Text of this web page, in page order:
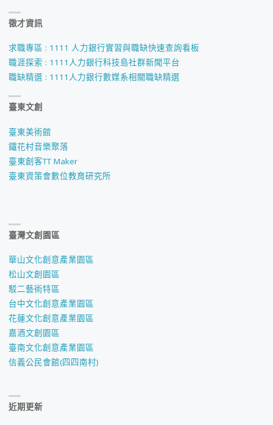
COOL
酷
市
徵才資訊
求職專區 : 1111 人力銀行實習與職缺快速查詢看板
職涯探索 : 1111人力銀行科技島社群新聞平台
職缺精選 : 1111人力銀行數媒系相關職缺精選
臺東文創
臺東美術館
鐵花村音樂聚落
臺東創客TT Maker
臺東資策會數位教育研究所
臺灣文創園區
華山文化創意產業園區
松山文創園區
駁二藝術特區
台中文化創意產業園區
花蓮文化創意產業園區
嘉酒文創園區
臺南文化創意產業園區
信義公民會館(四四南村)
近期更新